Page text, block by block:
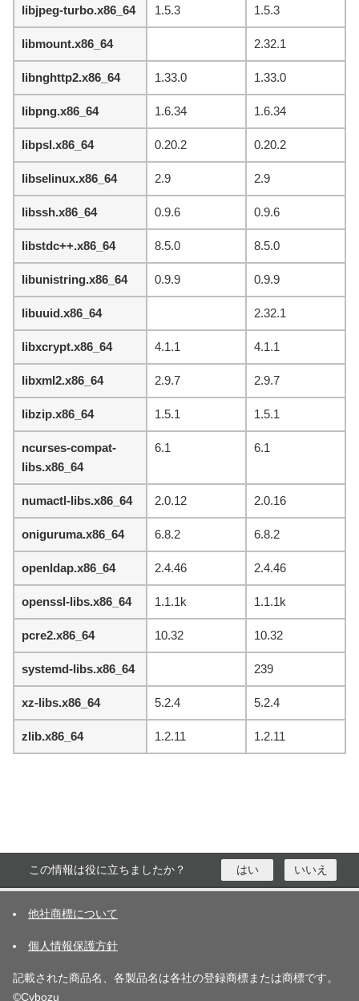
libjpeg-turbo.x86_64 1.5.3 1.5.3
libmount.x86_64 2.32.1
libnghttp2.x86_64 1.33.0 1.33.0
libpng.x86_64 1.6.34 1.6.34
libpsl.x86_64 0.20.2 0.20.2
libselinux.x86_64 2.9 2.9
libssh.x86_64 0.9.6 0.9.6
libstdc++.x86_64 8.5.0 8.5.0
libunistring.x86_64 0.9.9 0.9.9
libuuid.x86_64 2.32.1
libxcrypt.x86_64 4.1.1 4.1.1
libxml2.x86_64 2.9.7 2.9.7
libzip.x86_64 1.5.1 1.5.1
ncurses-compat-
libs.x86_64
6.1 6.1
numactl-libs.x86_64 2.0.12 2.0.16
oniguruma.x86_64 6.8.2 6.8.2
openldap.x86_64 2.4.46 2.4.46
openssl-libs.x86_64 1.1.1k 1.1.1k
pcre2.x86_64 10.32 10.32
systemd-libs.x86_64 239
xz-libs.x86_64 5.2.4 5.2.4
zlib.x86_64 1.2.11 1.2.11
この情報は役に立ちましたか？ はい いいえ
他社商標について
個人情報保護方針
記載された商品名、各製品名は各社の登録商標または商標です。
©Cybozu